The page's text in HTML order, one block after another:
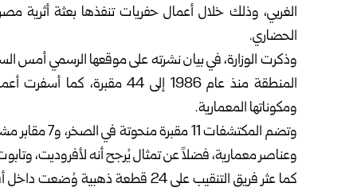
الغربي، وذلك خلال أعمال حفريات تنفذها بعثة أثرية
الحضاري.
وذكرت الوزارة، في بيان نشرته على موقعها الرسمي أمس
المنطقة منذ عام 1986 إلى 44
ومكوناتها المعمارية.
وتضم
وعناصر معمارية، فضلاً عن تمثال يُرجح أنه لأفروديت،
كما عثر فريق التنقيب على 24 قطعة